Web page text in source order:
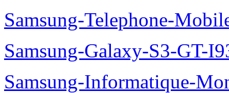
Samsung-Telephone-
Samsung-Galaxy-S3-GT-
Samsung-Informatique-